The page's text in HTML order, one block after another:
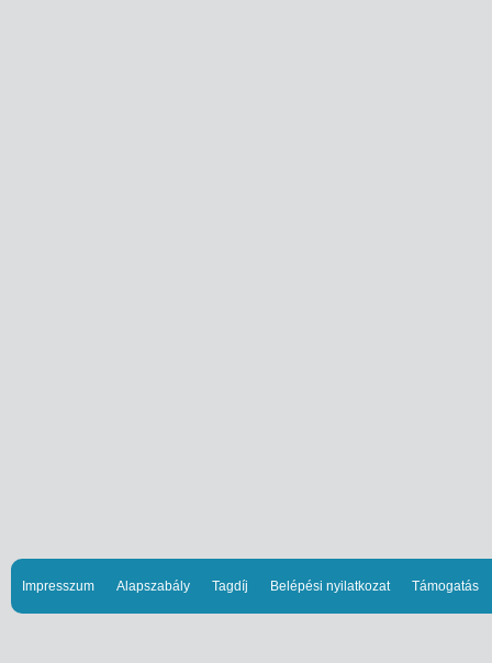
Impresszum Alapszabály Tagdíj Belépési nyilatkozat Támogatás